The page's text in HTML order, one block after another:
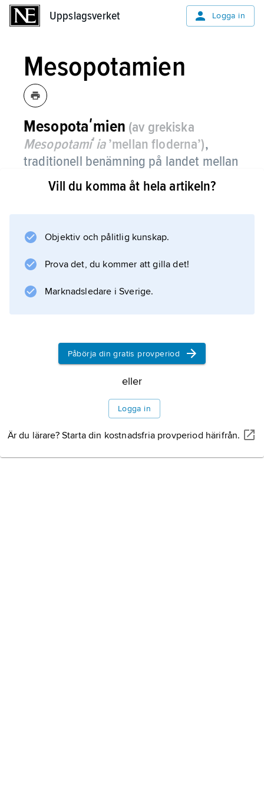
Uppslagsverket Logga in
Mesopotamien
Mesopotaʹmien (av grekiska
Mesopotamiʹia’mellan floderna’),
traditionell benämning på landet mellan
floderna Eufrat och Tigris, delvis även
områdena öster och väster därom.
Alexander den store användes den i
område, motsvarande Assyrien; södra delen
kallades Babylonien. Denna mer begränsade
definition används ibland fortfarande i
Information om artikeln
Vill du komma åt hela artikeln?
Objektiv och pålitlig kunskap.
Prova det, du kommer att gilla det!
Marknadsledare i Sverige.
Påbörja din gratis provperiod
eller
Logga in
Är du lärare? Starta din kostnadsfria provperiod härifrån.